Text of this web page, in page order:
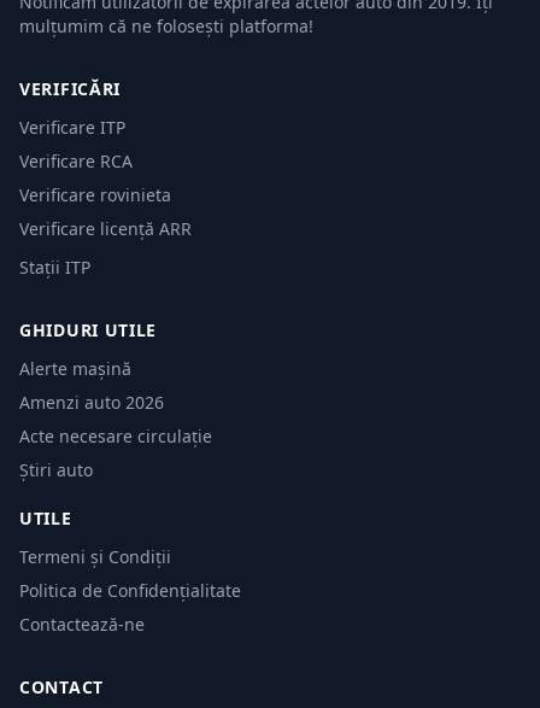
mulțumim că ne folosești platforma!
VERIFICĂRI
Verificare ITP
Verificare RCA
Verificare rovinieta
Verificare licență ARR
Stații ITP
GHIDURI UTILE
Alerte mașină
Amenzi auto 2026
Acte necesare circulație
Știri auto
UTILE
Termeni și Condiții
Politica de Confidențialitate
Contactează-ne
CONTACT